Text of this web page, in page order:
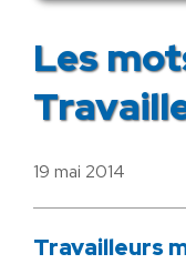
Les
19 mai 2014
Travailleurs